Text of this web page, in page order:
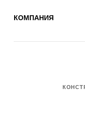
КОМПАНИЯ